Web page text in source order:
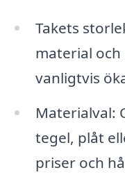
Takets
material
vanligtvis
Materialval:
tegel, plåt
priser och